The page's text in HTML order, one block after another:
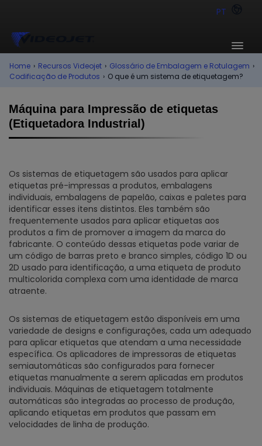
PT
Home › Recursos Videojet › Glossário de Embalagem e Rotulagem ›
Codificação de Produtos › O que é um sistema de etiquetagem?
Máquina para Impressão de etiquetas
(Etiquetadora Industrial)
Os sistemas de etiquetagem são usados para aplicar
etiquetas pré-impressas a produtos, embalagens
individuais, embalagens de papelão, caixas e paletes para
identificar esses itens distintos. Eles também são
frequentemente usados para aplicar etiquetas aos
produtos a fim de promover a imagem da marca do
fabricante. O conteúdo dessas etiquetas pode variar de
um código de barras preto e branco simples, código 1D ou
2D usado para identificação, a uma etiqueta de produto
multicolorida complexa com uma identidade de marca
atraente.
Os sistemas de etiquetagem estão disponíveis em uma
variedade de designs e configurações, cada um adequado
para aplicar etiquetas que atendam a uma necessidade
específica. Os aplicadores de impressoras de etiquetas
semiautomáticas são configurados para fornecer
etiquetas manualmente a serem aplicadas em produtos
individuais. Máquinas de etiquetagem totalmente
automáticas são integradas ao processo de produção,
aplicando etiquetas em produtos que passam em
velocidades de linha de produção.